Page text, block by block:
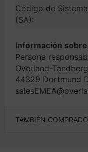
Código de
(SA):
Información
Persona
Overland-
44329 Dortmund
TAMBIÉN COMPRADO